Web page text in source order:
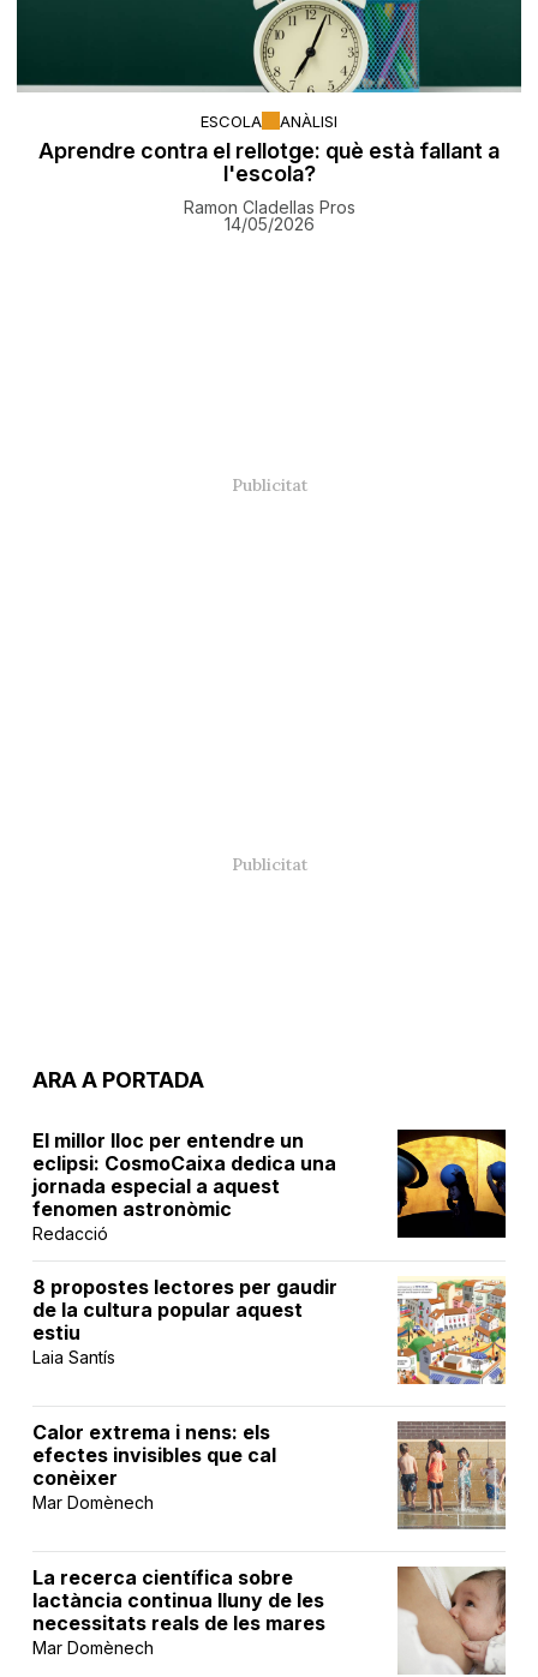
ESCOLA ANÀLISI
Aprendre contra el rellotge: què està fallant a
l'escola?
Ramon Cladellas Pros
14/05/2026
ARA A PORTADA
El millor lloc per entendre un
eclipsi: CosmoCaixa dedica una
jornada especial a aquest
fenomen astronòmic
Redacció
8 propostes lectores per gaudir
de la cultura popular aquest
estiu
Laia Santís
Calor extrema i nens: els
efectes invisibles que cal
conèixer
Mar Domènech
La recerca científica sobre
lactància continua lluny de les
necessitats reals de les mares
Mar Domènech